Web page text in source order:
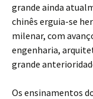
grande ainda
chinês erguia-se
milenar, com
engenharia,
grande
Os ensinamentos